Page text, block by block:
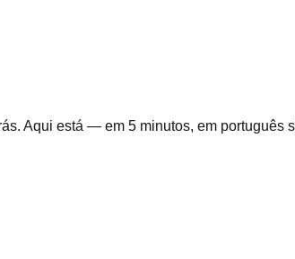
Aqui está — em 5 minutos, em português